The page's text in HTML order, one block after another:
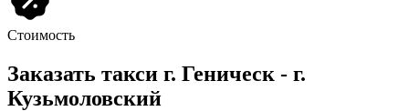
Стоимость
Заказать такси г. Геническ - г.
Кузьмоловский